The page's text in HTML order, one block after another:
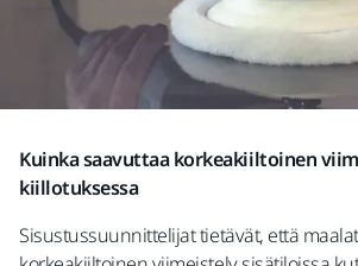
Kuinka saavuttaa korkeakiiltoinen
kiillotuksessa
Sisustussuunnittelijat tietävät, että